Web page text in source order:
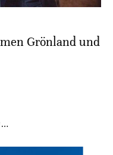
Grönland und